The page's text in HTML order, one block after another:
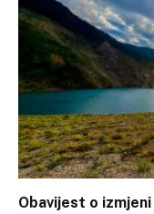
Obavijest o